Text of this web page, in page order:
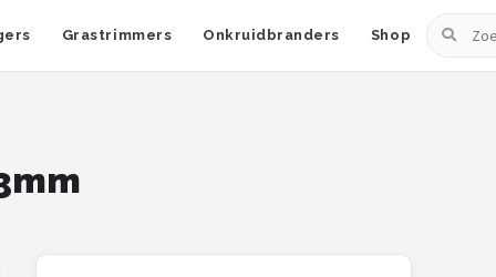
Grastrimmers Onkruidbranders Shop Zoeken